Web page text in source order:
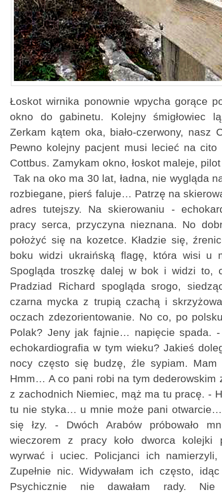
Łoskot wirnika ponownie wpycha gorące
okno do gabinetu. Kolejny śmigłowiec
Zerkam kątem oka, biało-czerwony, nasz
Pewno kolejny pacjent musi lecieć na
Cottbus. Zamykam okno, łoskot maleje,
Tak na oko ma 30 lat, ładna, nie wygląda
rozbiegane, pierś faluje… Patrzę na
adres tutejszy. Na skierowaniu -
pracy serca, przyczyna nieznana. No
położyć się na kozetce. Kładzie się,
boku widzi ukraińską flagę, która wisi u
Spogląda troszkę dalej w bok i widzi to,
Pradziad Richard spogląda srogo,
czarna mycka z trupią czachą i
oczach zdezorientowanie. No co, po
Polak? Jeny jak fajnie… napięcie spada.
echokardiografia w tym wieku? Jakieś
nocy często się budzę, źle sypiam.
Hmm… A co pani robi na tym dederowskim
z zachodnich Niemiec, mąż ma tu pracę. -
tu nie styka… u mnie może pani
się łzy. - Dwóch Arabów próbowało
wieczorem z pracy koło dworca kolejki
wyrwać i uciec. Policjanci ich
Zupełnie nic. Widywałam ich często,
Psychicznie nie dawałam rady.